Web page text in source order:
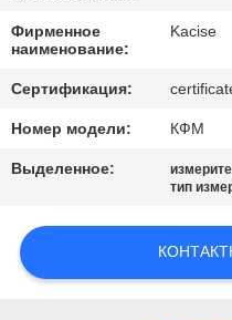
СВЯЖИТЕСЬ
МЫ
НОВОСТИ
СПРОСИТЕ
Фирменное
наименование:
Kacise
Сертификация:
Номер модели: КФМ
Выделенное:
тип